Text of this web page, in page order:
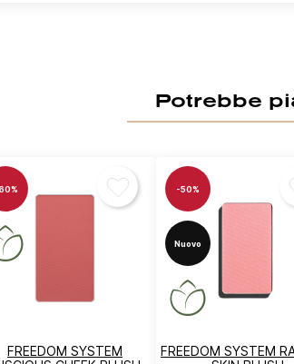
Potrebbe
FREEDOM SYSTEM
FREEDOM SYSTEM
-50%
Nuovo